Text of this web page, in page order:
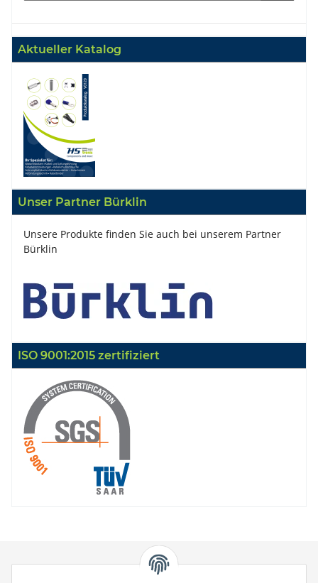
Aktueller Katalog
Unser Partner Bürklin
Unsere Produkte finden Sie auch bei unserem Partner
Bürklin
ISO 9001:2015 zertifiziert